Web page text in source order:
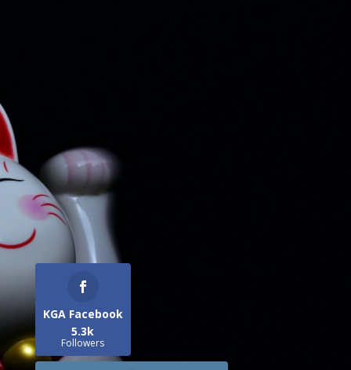
KGA Facebook
5.3k
Followers